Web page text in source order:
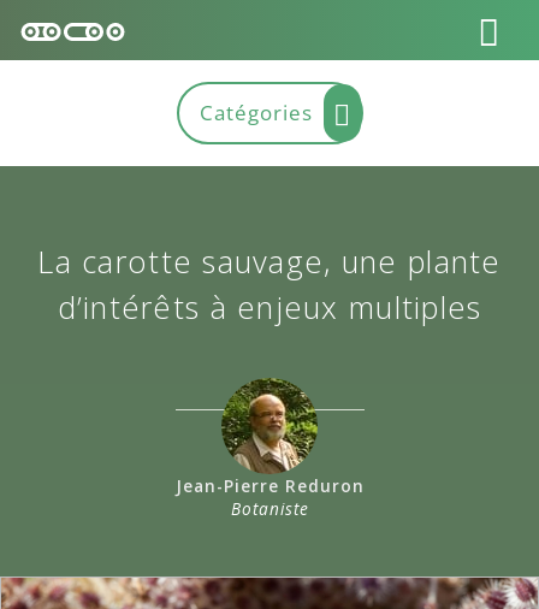
La carotte sauvage, une plante
d’intérêts à enjeux multiples
Jean-Pierre Reduron
Botaniste